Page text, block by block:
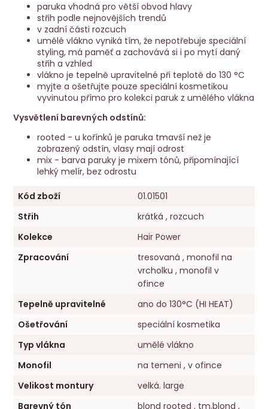
paruka vhodná pro větší obvod hlavy
střih podle nejnovějších trendů
v zadní části rozcuch
umělé vlákno vyniká tím, že nepotřebuje speciální
styling, má paměť a zachovává si i po mytí daný
střih a vzhled
vlákno je tepelně upravitelné při teplotě do 130 °C
myjte a ošetřujte pouze speciální kosmetikou
vyvinutou přímo pro kolekci paruk z umělého vlákna
Vysvětlení barevných odstínů:
rooted - u kořínků je paruka tmavší než je
zobrazený odstín, vlasy mají odrost
mix - barva paruky je mixem tónů, připomínající
lehký melír, bez odrostu
Kód zboží
01.01501
Střih
krátká , rozcuch
Kolekce
Hair Power
Zpracování
tresovaná , monofil na
vrcholku , monofil v
ofince
Tepelně upravitelné
ano do 130°C (HI HEAT)
Ošetřování
speciální kosmetika
Typ vlákna
umělé vlákno
Monofil
na temeni , v ofince
Velikost montury
velká. large
Barevný tón
blond rooted , tm.blond ,